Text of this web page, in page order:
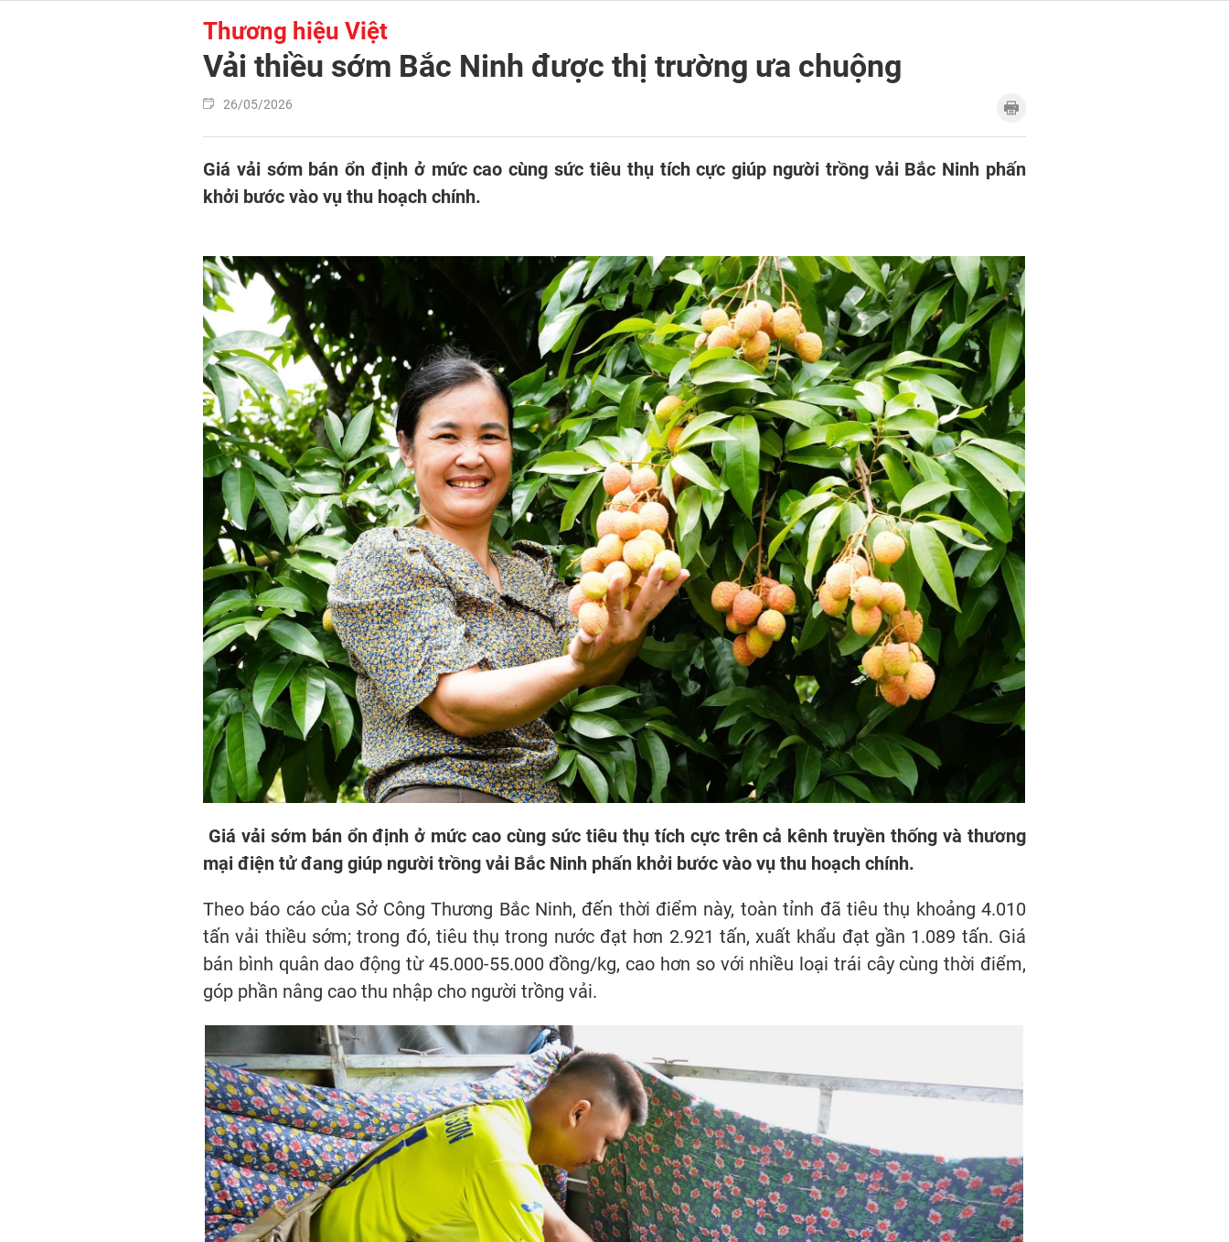
Thương hiệu Việt
Vải thiều sớm Bắc Ninh được thị trường ưa chuộng
26/05/2026
Giá vải sớm bán ổn định ở mức cao cùng sức tiêu thụ tích cực giúp người trồng vải Bắc Ninh phấn
khởi bước vào vụ thu hoạch chính.
Giá vải sớm bán ổn định ở mức cao cùng sức tiêu thụ tích cực trên cả kênh truyền thống và thương
mại điện tử đang giúp người trồng vải Bắc Ninh phấn khởi bước vào vụ thu hoạch chính.
Theo báo cáo của Sở Công Thương Bắc Ninh, đến thời điểm này, toàn tỉnh đã tiêu thụ khoảng 4.010
tấn vải thiều sớm; trong đó, tiêu thụ trong nước đạt hơn 2.921 tấn, xuất khẩu đạt gần 1.089 tấn. Giá
bán bình quân dao động từ 45.000-55.000 đồng/kg, cao hơn so với nhiều loại trái cây cùng thời điểm,
góp phần nâng cao thu nhập cho người trồng vải.